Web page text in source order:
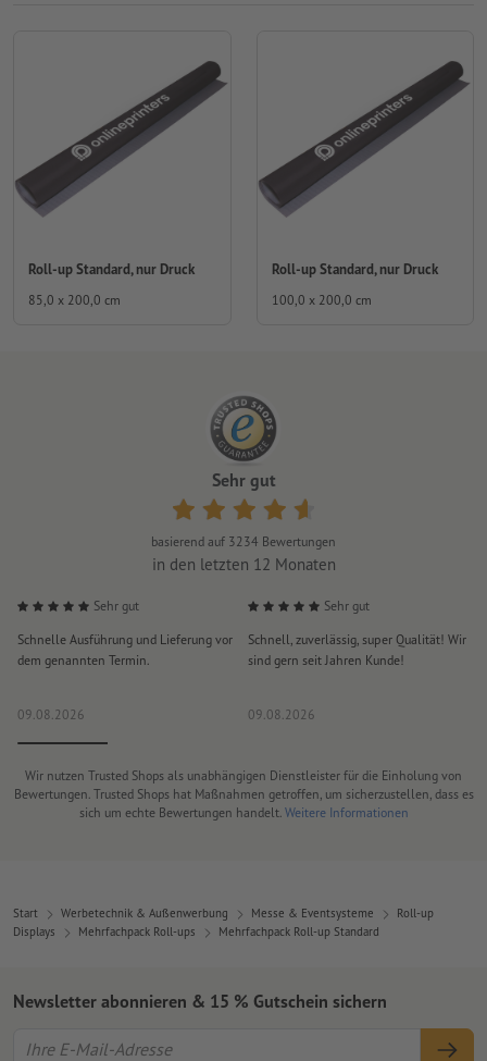
Roll-up Standard, nur Druck
85,0 x 200,0 cm
Roll-up Standard, nur Druck
100,0 x 200,0 cm
Sehr gut
basierend auf 3234 Bewertungen
in den letzten 12 Monaten
Sehr gut
Schnelle Ausführung und Lieferung vor
dem genannten Termin.
09.08.2026
Sehr gut
Schnell, zuverlässig, super Qualität! Wir
sind gern seit Jahren Kunde!
09.08.2026
Wir nutzen Trusted Shops als unabhängigen Dienstleister für die Einholung von
Bewertungen. Trusted Shops hat Maßnahmen getroffen, um sicherzustellen, dass es
sich um echte Bewertungen handelt. Weitere Informationen
Start Werbetechnik & Außenwerbung Messe & Eventsysteme
Roll-up
Displays
Mehrfachpack Roll-ups Mehrfachpack Roll-up Standard
Newsletter abonnieren & 15 % Gutschein sichern